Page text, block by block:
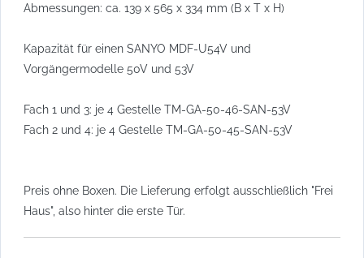
Abmessungen: ca. 139 x 565 x 334 mm (B x T x H)
Kapazität für einen SANYO MDF-U54V und
Vorgängermodelle 50V und 53V
Fach 1 und 3: je 4 Gestelle TM-GA-50-46-SAN-53V
Fach 2 und 4: je 4 Gestelle TM-GA-50-45-SAN-53V
Preis ohne Boxen. Die Lieferung erfolgt ausschließlich "Frei
Haus", also hinter die erste Tür.